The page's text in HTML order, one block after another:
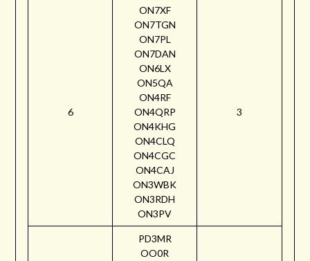
6
ON7XF
ON7TGN
ON7PL
ON7DAN
ON6LX
ON5QA
ON4RF
ON4QRP
ON4KHG
ON4CLQ
ON4CGC
ON4CAJ
ON3WBK
ON3RDH
ON3PV
3
PD3MR
OO0R